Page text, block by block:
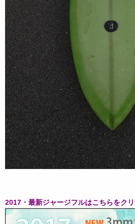
2017・最新ジャージフルはこちらをクリ